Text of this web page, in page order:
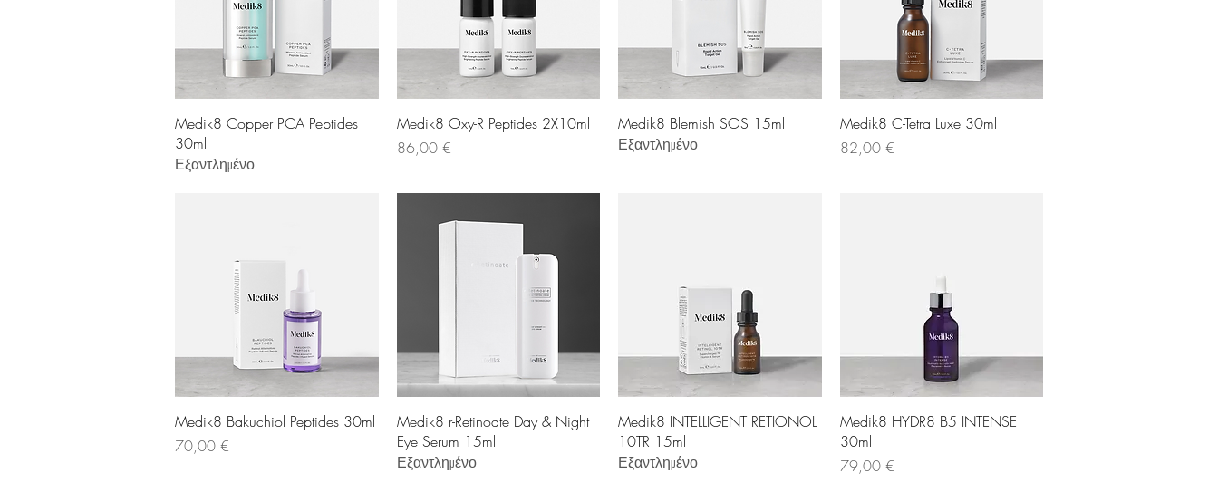
Γρήγορη προβολή
Medik8 Copper PCA Peptides
30ml
Εξαντλημένο
Γρήγορη προβολή
Medik8 Oxy-R Peptides 2X10ml
Τιμή
86,00 €
Γρήγορη προβολή
Medik8 Blemish SOS 15ml
Εξαντλημένο
Γρήγορη προβολή
Medik8 C-Tetra Luxe 30ml
Τιμή
82,00 €
Γρήγορη προβολή
Medik8 Bakuchiol Peptides 30ml
Τιμή
70,00 €
Γρήγορη προβολή
Medik8 r-Retinoate Day & Night
Eye Serum 15ml
Εξαντλημένο
Γρήγορη προβολή
Medik8 INTELLIGENT RETIONOL
10TR 15ml
Εξαντλημένο
Γρήγορη προβολή
Medik8 HYDR8 B5 INTENSE
30ml
Τιμή
79,00 €